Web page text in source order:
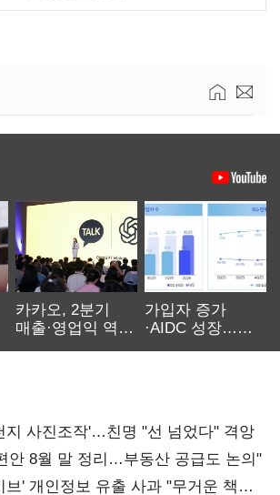
카카오, 2분기
매출·영업익 역대
가입자 증가
·AIDC 성장…
지 사진조작'…친명 "선 넘었다" 격앙
안 8월 말 정리…부동산 공급도 논의"
브' 개인정보 유출 사과 "무거운 책임